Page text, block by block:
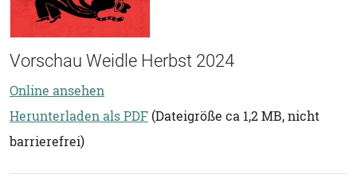
Vorschau Weidle Herbst 2024
Online ansehen
Herunterladen als PDF (Dateigröße ca 1,2 MB, nicht
barrierefrei)